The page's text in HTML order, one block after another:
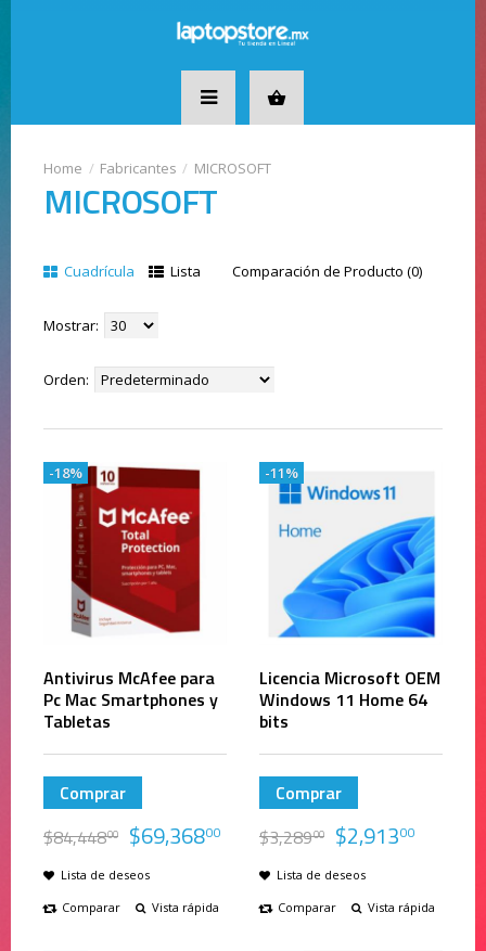
Fabricantes MICROSOFT
MICROSOFT
Cuadrícula Lista Comparación de Producto (0)
Mostrar:
Orden:
Antivirus McAfee para
Pc Mac Smartphones y
Tabletas
Comprar
$84,44800 $69,36800
Lista de deseos
Comparar
Vista rápida
-18%
Licencia Microsoft OEM
Windows 11 Home 64
bits
Comprar
$3,28900 $2,91300
Lista de deseos
Comparar
Vista rápida
-11%